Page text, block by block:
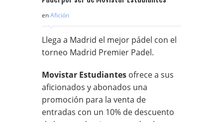
enAfición
Llega a Madrid el mejor pádel con el
torneo Madrid Premier Padel.
Movistar Estudiantes ofrece a sus
aficionados y abonados una
promoción para la venta de
entradas con un 10% de descuento